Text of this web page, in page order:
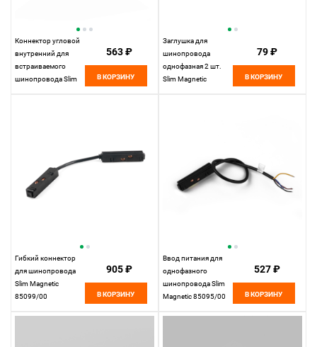
Коннектор угловой
внутренний для
встраиваемого
шинопровода Slim
563 ₽
В КОРЗИНУ
Заглушка для
шинопровода
однофазная 2 шт.
Slim Magnetic
79 ₽
В КОРЗИНУ
Гибкий коннектор
для шинопровода
Slim Magnetic
85099/00
905 ₽
В КОРЗИНУ
Ввод питания для
однофазного
шинопровода Slim
Magnetic 85095/00
527 ₽
В КОРЗИНУ